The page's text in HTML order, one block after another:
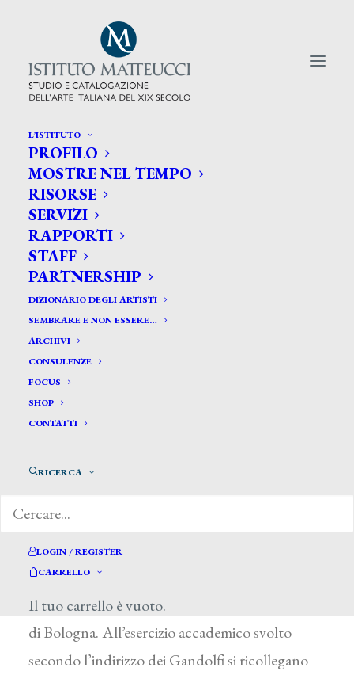
L’ISTITUTO
PROFILO
MOSTRE NEL TEMPO
RISORSE
SERVIZI
RAPPORTI
STAFF
PARTNERSHIP
DIZIONARIO DEGLI ARTISTI
SEMBRARE E NON ESSERE…
ARCHIVI
CONSULENZE
FOCUS
SHOP
CONTATTI
RICERCA
LOGIN / REGISTER
CARRELLO
Il tuo carrello è vuoto.
CERCA TRA GLI ARTISTI:
Search
for:
Minghetti Prospero *
MINGHETTI PROSPERO
Reggio nell’Emilia 1786 – 1853
Dopo la formazione presso la reggiana Scuola di
Belle Arti (1804-1806), si trasferì all’Accademia
di Bologna. All’esercizio accademico svolto
secondo l’indirizzo dei Gandolfi si ricollegano